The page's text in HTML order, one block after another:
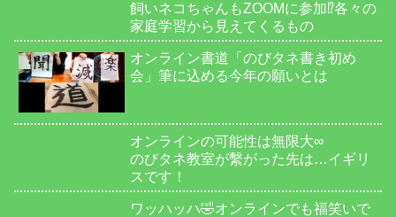
飼いネコちゃんもZOOMに参加⁉️各々の
家庭学習から見えてくるもの
オンライン書道「のびタネ書き初め
会」筆に込める今年の願いとは
オンラインの可能性は無限大∞
のびタネ教室が繫がった先は…イギリ
スです！
ワッハッハ🤣オンラインでも福笑いで